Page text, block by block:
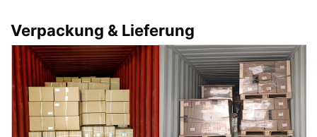
Verpackung & Lieferung